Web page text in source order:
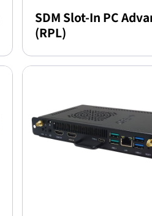
SDM Slot-In PC
(RPL)